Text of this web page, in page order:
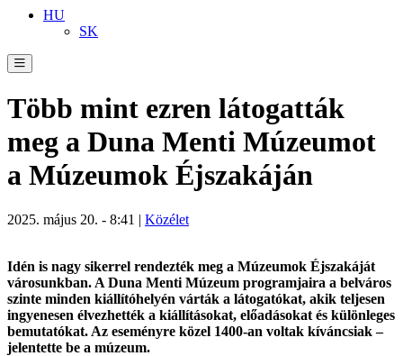
HU
SK
Több mint ezren látogatták
meg a Duna Menti Múzeumot
a Múzeumok Éjszakáján
2025. május 20. - 8:41 | Közélet
Idén is nagy sikerrel rendezték meg a Múzeumok Éjszakáját
városunkban. A Duna Menti Múzeum programjaira a belváros
szinte minden kiállítóhelyén várták a látogatókat, akik teljesen
ingyenesen élvezhették a kiállításokat, előadásokat és különleges
bemutatókat. Az eseményre közel 1400-an voltak kíváncsiak –
jelentette be a múzeum.